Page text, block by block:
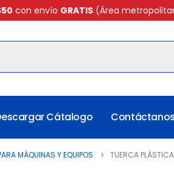
con envío GRATIS (Área
Cátalogo
MÁQUINAS Y EQUIPOS TUERCA